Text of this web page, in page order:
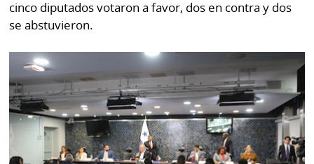
Panamá
Tiquetes
Cero
KM
Corprensa
Club
La
Busca
Fácil
⌾
Hoy
por
⌾
Cual
cinco diputados votaron a favor, dos en contra y dos
se abstuvieron.